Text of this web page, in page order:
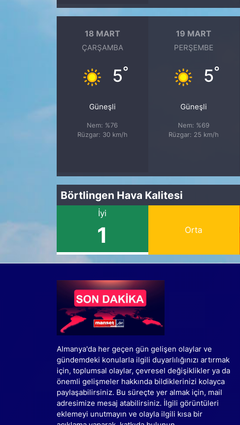
18 MART
ÇARŞAMBA
5°
Güneşli
Nem: %76
Rüzgar: 30 km/h
19 MART
PERŞEMBE
5°
Güneşli
Nem: %69
Rüzgar: 25 km/h
Börtlingen Hava Kalitesi
İyi
1 Orta
Almanya'da her geçen gün gelişen olaylar ve
gündemdeki konularla ilgili duyarlılığınızı artırmak
için, toplumsal olaylar, çevresel değişiklikler ya da
önemli gelişmeler hakkında bildiklerinizi kolayca
paylaşabilirsiniz. Bu süreçte yer almak için, mail
adresimize mesaj atabilirsiniz. İlgili görüntüleri
eklemeyi unutmayın ve olayla ilgili kısa bir